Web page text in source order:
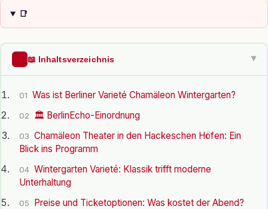
📑
📖 Inhaltsverzeichnis ▶
01 Was ist Berliner Varieté Chamäleon Wintergarten?
02 🏛️ BerlinEcho-Einordnung
03 Chamäleon Theater in den Hackeschen Höfen: Ein
Blick ins Programm
04 Wintergarten Varieté: Klassik trifft moderne
Unterhaltung
05 Preise und Ticketoptionen: Was kostet der Abend?